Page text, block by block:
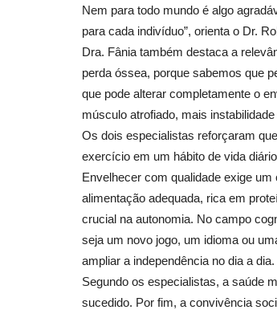
Nem para todo mundo é algo
para cada indivíduo”, orienta o Dr.
Dra. Fânia também destaca a
perda óssea, porque sabemos que
que pode alterar completamente o
músculo atrofiado, mais
Os dois especialistas reforçaram
exercício em um hábito de vida
Envelhecer com qualidade exige
alimentação adequada, rica em
crucial na autonomia. No campo
seja um novo jogo, um idioma ou
ampliar a independência no dia a dia.
Segundo os especialistas, a saúde
sucedido. Por fim, a convivência